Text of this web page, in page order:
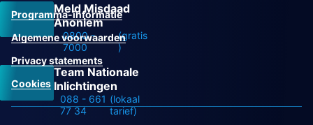
Meld Misdaad
Anoniem
0800 -
7000
(gratis
)
Team Nationale
Inlichtingen
088 - 661
77 34
(lokaal
tarief)
Programma-informatie
Algemene voorwaarden
Privacy statements
Cookies